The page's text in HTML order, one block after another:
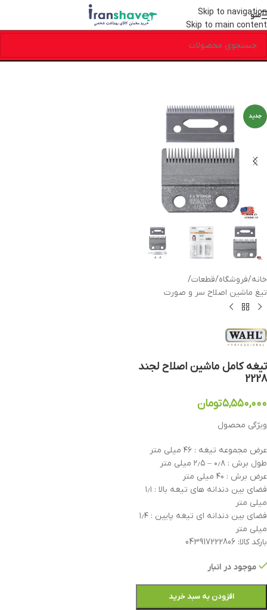
Skip to navigation
Skip to main content
منو
جدید
خانه/فروشگاه/قطعات/
تیغ ماشین اصلاح سر و صورت
تیغه کامل ماشین اصلاح لجند
2228
۵,۵۵۰,۰۰۰تومان
ویژگی محصول
عرض مجموعه تیغه : ۴۶ میلی متر
طول برش : ۰٫۸ – ۲٫۵ میلی متر
عرض برش : ۴۰ میلی متر
فضای بین دندانه های تیغه بالا : ۱٫۱
میلی متر
فضای بین دندانه ای تیغه پایین : ۱٫۴
میلی متر
بارکد کالا: 043917222806
موجود در انبار
افزودن به سبد خرید